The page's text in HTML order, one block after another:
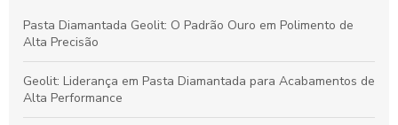
Pasta Diamantada Geolit: O Padrão Ouro em Polimento de
Alta Precisão
Geolit: Liderança em Pasta Diamantada para Acabamentos de
Alta Performance